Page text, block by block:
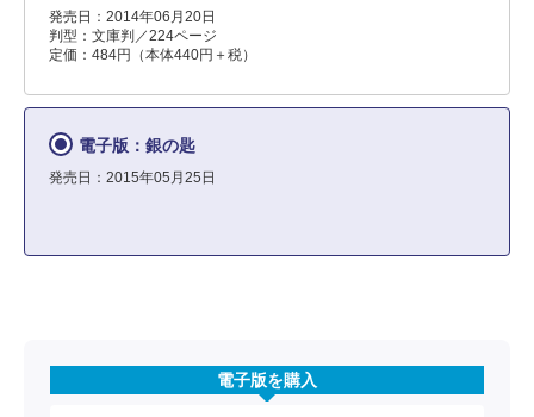
発売日：2014年06月20日
判型：文庫判／224ページ
定価：484円（本体440円＋税）
電子版：銀の匙
発売日：2015年05月25日
電子版を購入